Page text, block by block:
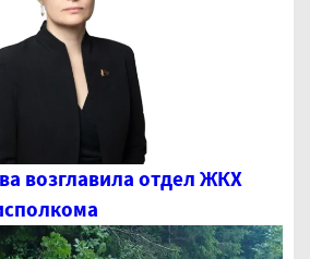
возглавила отдел ЖКХ